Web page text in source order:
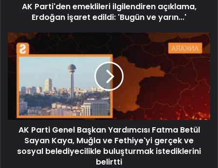
AK Parti'den emeklileri ilgilendiren açıklama,
Erdoğan işaret edildi: 'Bugün ve yarın...'
AK Parti Genel Başkan Yardımcısı Fatma Betül
Sayan Kaya, Muğla ve Fethiye'yi gerçek ve
sosyal belediyecilikle buluşturmak istediklerini
belirtti